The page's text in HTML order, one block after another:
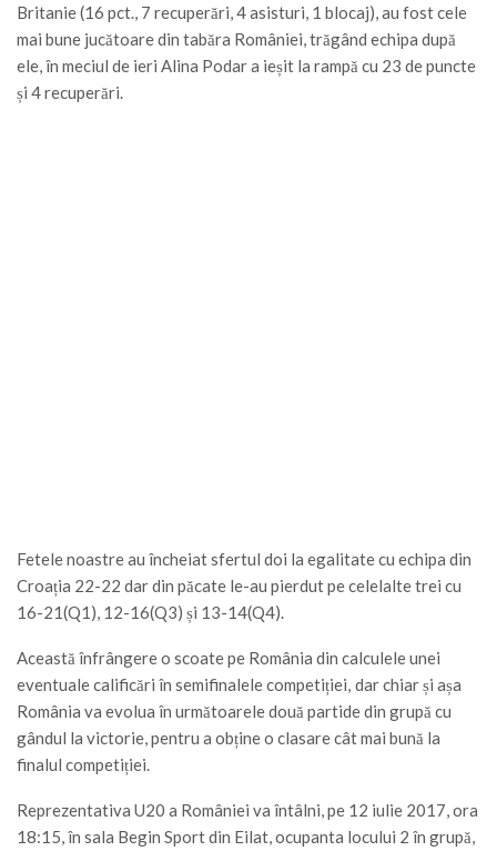
Britanie (16 pct., 7 recuperări, 4 asisturi, 1 blocaj), au fost cele
mai bune jucătoare din tabăra României, trăgând echipa după
ele, în meciul de ieri Alina Podar a ieșit la rampă cu 23 de puncte
și 4 recuperări.
Fetele noastre au încheiat sfertul doi la egalitate cu echipa din
Croația 22-22 dar din păcate le-au pierdut pe celelalte trei cu
16-21(Q1), 12-16(Q3) și 13-14(Q4).
Această înfrângere o scoate pe România din calculele unei
eventuale calificări în semifinalele competiției, dar chiar și așa
România va evolua în următoarele două partide din grupă cu
gândul la victorie, pentru a obține o clasare cât mai bună la
finalul competiției.
Reprezentativa U20 a României va întâlni, pe 12 iulie 2017, ora
18:15, în sala Begin Sport din Eilat, ocupanta locului 2 în grupă,